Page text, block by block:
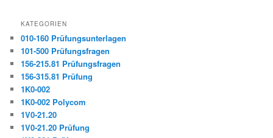
KATEGORIEN
010-160 Prüfungsunterlagen
101-500 Prüfungsfragen
156-215.81 Prüfungsfragen
156-315.81 Prüfung
1K0-002
1K0-002 Polycom
1V0-21.20
1V0-21.20 Prüfung